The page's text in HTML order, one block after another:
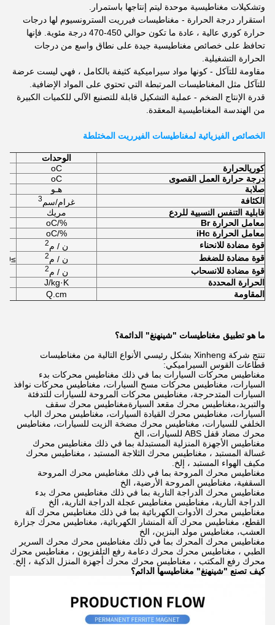
وتشكيلات مغناطيسية موحدة ليتم إنتاجها باستمرار.
استقرار درجة الحرارة - مغناطيسات فيرريت السترونسيوم لها درجات
حرارة كوري عالية ، عادة ما تكون حوالي 450-470 درجة مئوية. فإنها
تحافظ على خصائص مغناطيسية جيدة على نطاق واسع من درجات
الحرارة التشغيلية.
مقاومة للتآكل - كونها مواد سيراميكية كثيفة بالكامل ، فهي ليست عرضة
للتآكل مثل المغناطيسات المرتبطة التي تحتوي على المواد الإضافية.
قدرة الإنتاج الضخم - عملية التشكيل قابلة للتصنيع الآلي للكميات الكبيرة
من الهندسة المغناطيسية المعقدة.
الخصائص الفيزيائية لمغناطيسات الفيرريت المختلطة
الوحدات
كوريالحرارة
oC
درجة حرارة العمل القصوى
oC
صلابة
هـو
الكثافة
غرام/سم 3
قابلية التنفس النسبية للردع
مريك
معامل الحرارة Br
%/oC
معامل الحرارة iHc
%/oC
قوة مضادة للانحناء
ن / م2
قوة مضادة للضغط ن / م2
≥6.9×10
قوة مضادة للانسحاب
ن / م2
الحرارة المحددة
J/kg·K
المقاومة
Q.cm
ما هو تطبيق مغناطيسات "شينهنغ" الدائمة؟
تنتج شركة Xinheng بشكل رئيسي الأنواع التالية من مغناطيسات
قطاعات القوس السيراميكي:
مغناطيس محركات السيارات بما في ذلك مغناطيس محركات بدء
السيارات، مغناطيس محركات مسح السيارات، مغناطيس محركات نوافذ
السيارات المتدحرجة، مغناطيس محركات المروحة للسيارات للتدفئة
والتبريد،مغناطيس محرك مقعد السيارةمغناطيس محرك سقف
السيارات، مغناطيس محرك القيادة السيارات، مغناطيس محرك الباب
الخلفي للسيارات، مغناطيس محرك مضخة الزيت للسيارات، مغناطيس
محرك مضاد قفل ABS للسيارات، الخ
مغناطيس الأجهزة المنزلية المستبدلة بما في ذلك مغناطيس محرك
غسالة المستبد ، مغناطيس محرك الثلاجة المستبد ، مغناطيس محرك
مكيف الهواء المستبد ، إلخ.
مغناطيس محرك المروحة بما في ذلك مغناطيس محرك المروحة
السقفية، مغناطيس المروحة الأرضية، الخ
مغناطيس محرك الدراجة النارية بما في ذلك مغناطيس محرك بدء
الدراجة النارية، مغناطيس مغناطيس عجلة الدراجة النارية، الخ
مغناطيس محرك الأدوات الكهربائية بما في ذلك مغناطيس محرك آلة
القطع، مغناطيس محرك آلة المنشار الكهربائية، مغناطيس محرك جزارة
العشب، مغناطيس مولد البنزين، الخ
مغناطيس محرك المحرك بما في ذلك مغناطيس محرك محرك السرير
الطبي ، مغناطيس محرك محرك دعامة رفع التلفزيون ، مغناطيس محرك
محرك رفع المكتب ، مغناطيس محرك محرك أجهزة المنزل الذكية ، إلخ.
كيف تصنع "شينهنغ" مغناطيسها الدائم؟